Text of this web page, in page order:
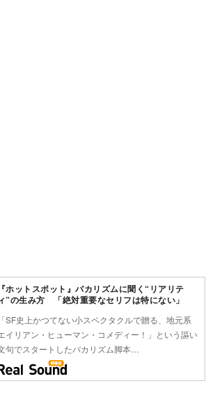
『ホットスポット』バカリズムに聞く“リアリテ
”の生み方 「絶対重要なセリフは特にない」
「SF史上かつてない小スペクタクルで贈る、地元系
イリアン・ヒューマン・コメディー！」という謳い
句でスタートしたバカリズム脚本…